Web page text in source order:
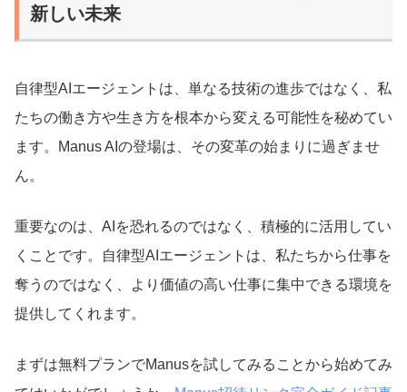
新しい未来
自律型AIエージェントは、単なる技術の進歩ではなく、私
たちの働き方や生き方を根本から変える可能性を秘めてい
ます。Manus AIの登場は、その変革の始まりに過ぎませ
ん。
重要なのは、AIを恐れるのではなく、積極的に活用してい
くことです。自律型AIエージェントは、私たちから仕事を
奪うのではなく、より価値の高い仕事に集中できる環境を
提供してくれます。
まずは無料プランでManusを試してみることから始めてみ